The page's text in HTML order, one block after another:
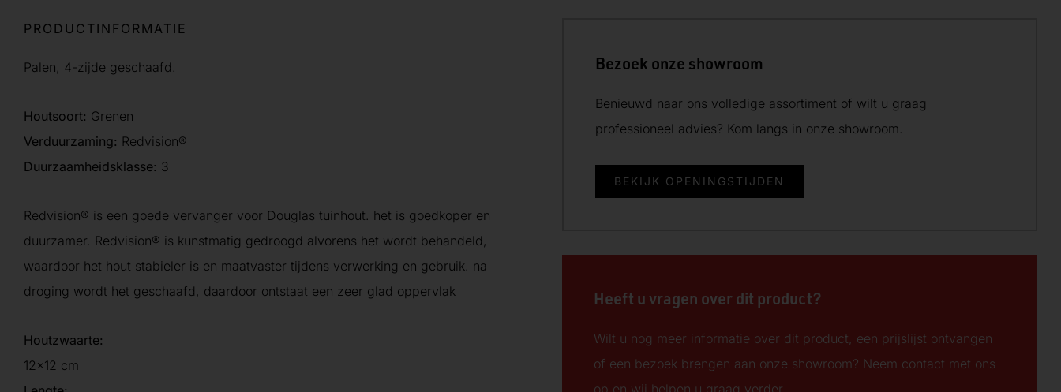
PRODUCTINFORMATIE
Palen, 4-zijde geschaafd.
Houtsoort: Grenen
Verduurzaming: Redvision®
Duurzaamheidsklasse: 3
Redvision® is een goede vervanger voor Douglas tuinhout. het is goedkoper en
duurzamer. Redvision® is kunstmatig gedroogd alvorens het wordt behandeld,
waardoor het hout stabieler is en maatvaster tijdens verwerking en gebruik. na
droging wordt het geschaafd, daardoor ontstaat een zeer glad oppervlak
Houtzwaarte:
12×12 cm
Bezoek onze showroom
Benieuwd naar ons volledige assortiment of wilt u graag
professioneel advies? Kom langs in onze showroom.
BEKIJK OPENINGSTIJDEN
Heeft u vragen over dit product?
Wilt u nog meer informatie over dit product, een prijslijst ontvangen
of een bezoek brengen aan onze showroom? Neem contact met ons
op en wij helpen u graag verder.